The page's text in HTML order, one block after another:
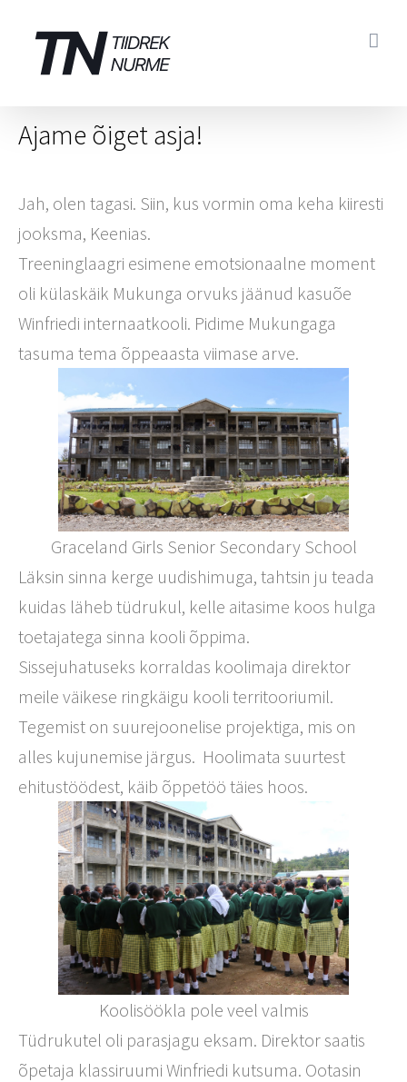
content
Ajame õiget asja!
Jah, olen tagasi. Siin, kus vormin oma keha kiiresti
jooksma, Keenias.
Treeninglaagri esimene emotsionaalne moment
oli külaskäik Mukunga orvuks jäänud kasuõe
Winfriedi internaatkooli. Pidime Mukungaga
tasuma tema õppeaasta viimase arve.
Graceland Girls Senior Secondary School
Läksin sinna kerge uudishimuga, tahtsin ju teada
kuidas läheb tüdrukul, kelle aitasime koos hulga
toetajatega sinna kooli õppima.
Sissejuhatuseks korraldas koolimaja direktor
meile väikese ringkäigu kooli territooriumil.
Tegemist on suurejoonelise projektiga, mis on
alles kujunemise järgus. Hoolimata suurtest
ehitustöödest, käib õppetöö täies hoos.
Koolisöökla pole veel valmis
Tüdrukutel oli parasjagu eksam. Direktor saatis
õpetaja klassiruumi Winfriedi kutsuma. Ootasin